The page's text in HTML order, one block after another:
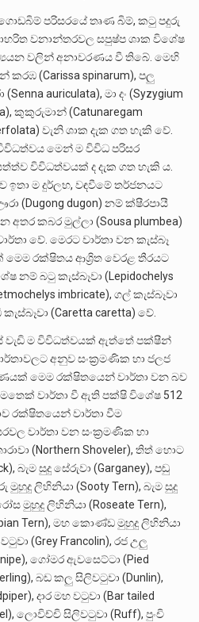
පරිසරයේ තෘණ බිම්, කටු පදුරු
වනාන්තරවල සපුෂ්ප ශාක විශේෂ
වලින් අනාවරණය වී තිබේ. මෙහි
කරඹ (Carissa spinarum), පලු
auriculata), මා දං (Syzygium
කුකුරුමාන් (Catunaregam
වැනි ශාක දැක ගත හැකි වේ.
මෙන් ම විවිධ පරිසර
විවිධත්වයක් ද දැක ගත හැකි ය.
ඉතා ම දුර්ලභ, වඳවීමේ තර්ජනයට
(Dugong dugon) නම් ක්ෂීරපායී
කබර මුල්ලා (Sousa plumbea)
වේ. මෙරට වාර්තා වන කැස්බෑ
රක්ෂිතය ආශ්‍රිත වෙරළ තීරයට
නම් බටු කැස්බෑවා (Lepidochelys
imbricate), ගල් කැස්බෑවා
(Caretta caretta) වේ.
වැඩි ම විවිධත්වයක් ඇත්තේ පක්ෂීන්
අනුව සංක්‍රමණික හා ජලජ
මෙම රක්ෂිතයෙන් වාර්තා වන බව
වාර්තා වී ඇති පක්ෂි විශේෂ 512
රක්ෂිතයෙන් වාර්තා වීම
වාර්තා වන සංක්‍රමණික හා
(Northern Shoveler), තිත් හොට
බැම සුදු සේරුවා (Garganey), පඬු
මුහුදු ලිහිනියා (Sooty Tern), බැම සුදු
මුහුදු ලිහිනියා (Roseate Tern),
Tern), මහ කොණ්ඩ මුහුදු ලිහිනියා
(Grey Francolin), රජ උලු
ගෝමර ඇවසෙට්ටා (Pied
බඩ කලු සිලිවටුවා (Dunlin),
දාර මහ වටුවා (Bar tailed
ලොවිච්චි සිලිවටුවා (Ruff), පුංචි